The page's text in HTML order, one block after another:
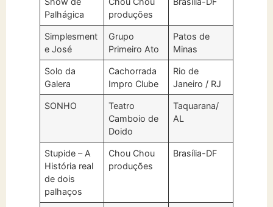
Palhágica
produções
Simplesment
e José
Grupo
Primeiro Ato
Patos de
Minas
Solo da
Galera
Cachorrada
Impro Clube
Rio de
Janeiro / RJ
SONHO
Teatro
Camboio de
Doido
Taquarana/
AL
Stupide – A
História real
de dois
palhaços
Chou Chou
produções
Brasília-DF